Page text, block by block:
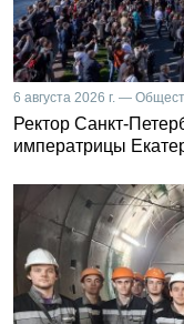
6 августа 2026 г. —
Ректор Санкт-
императрицы